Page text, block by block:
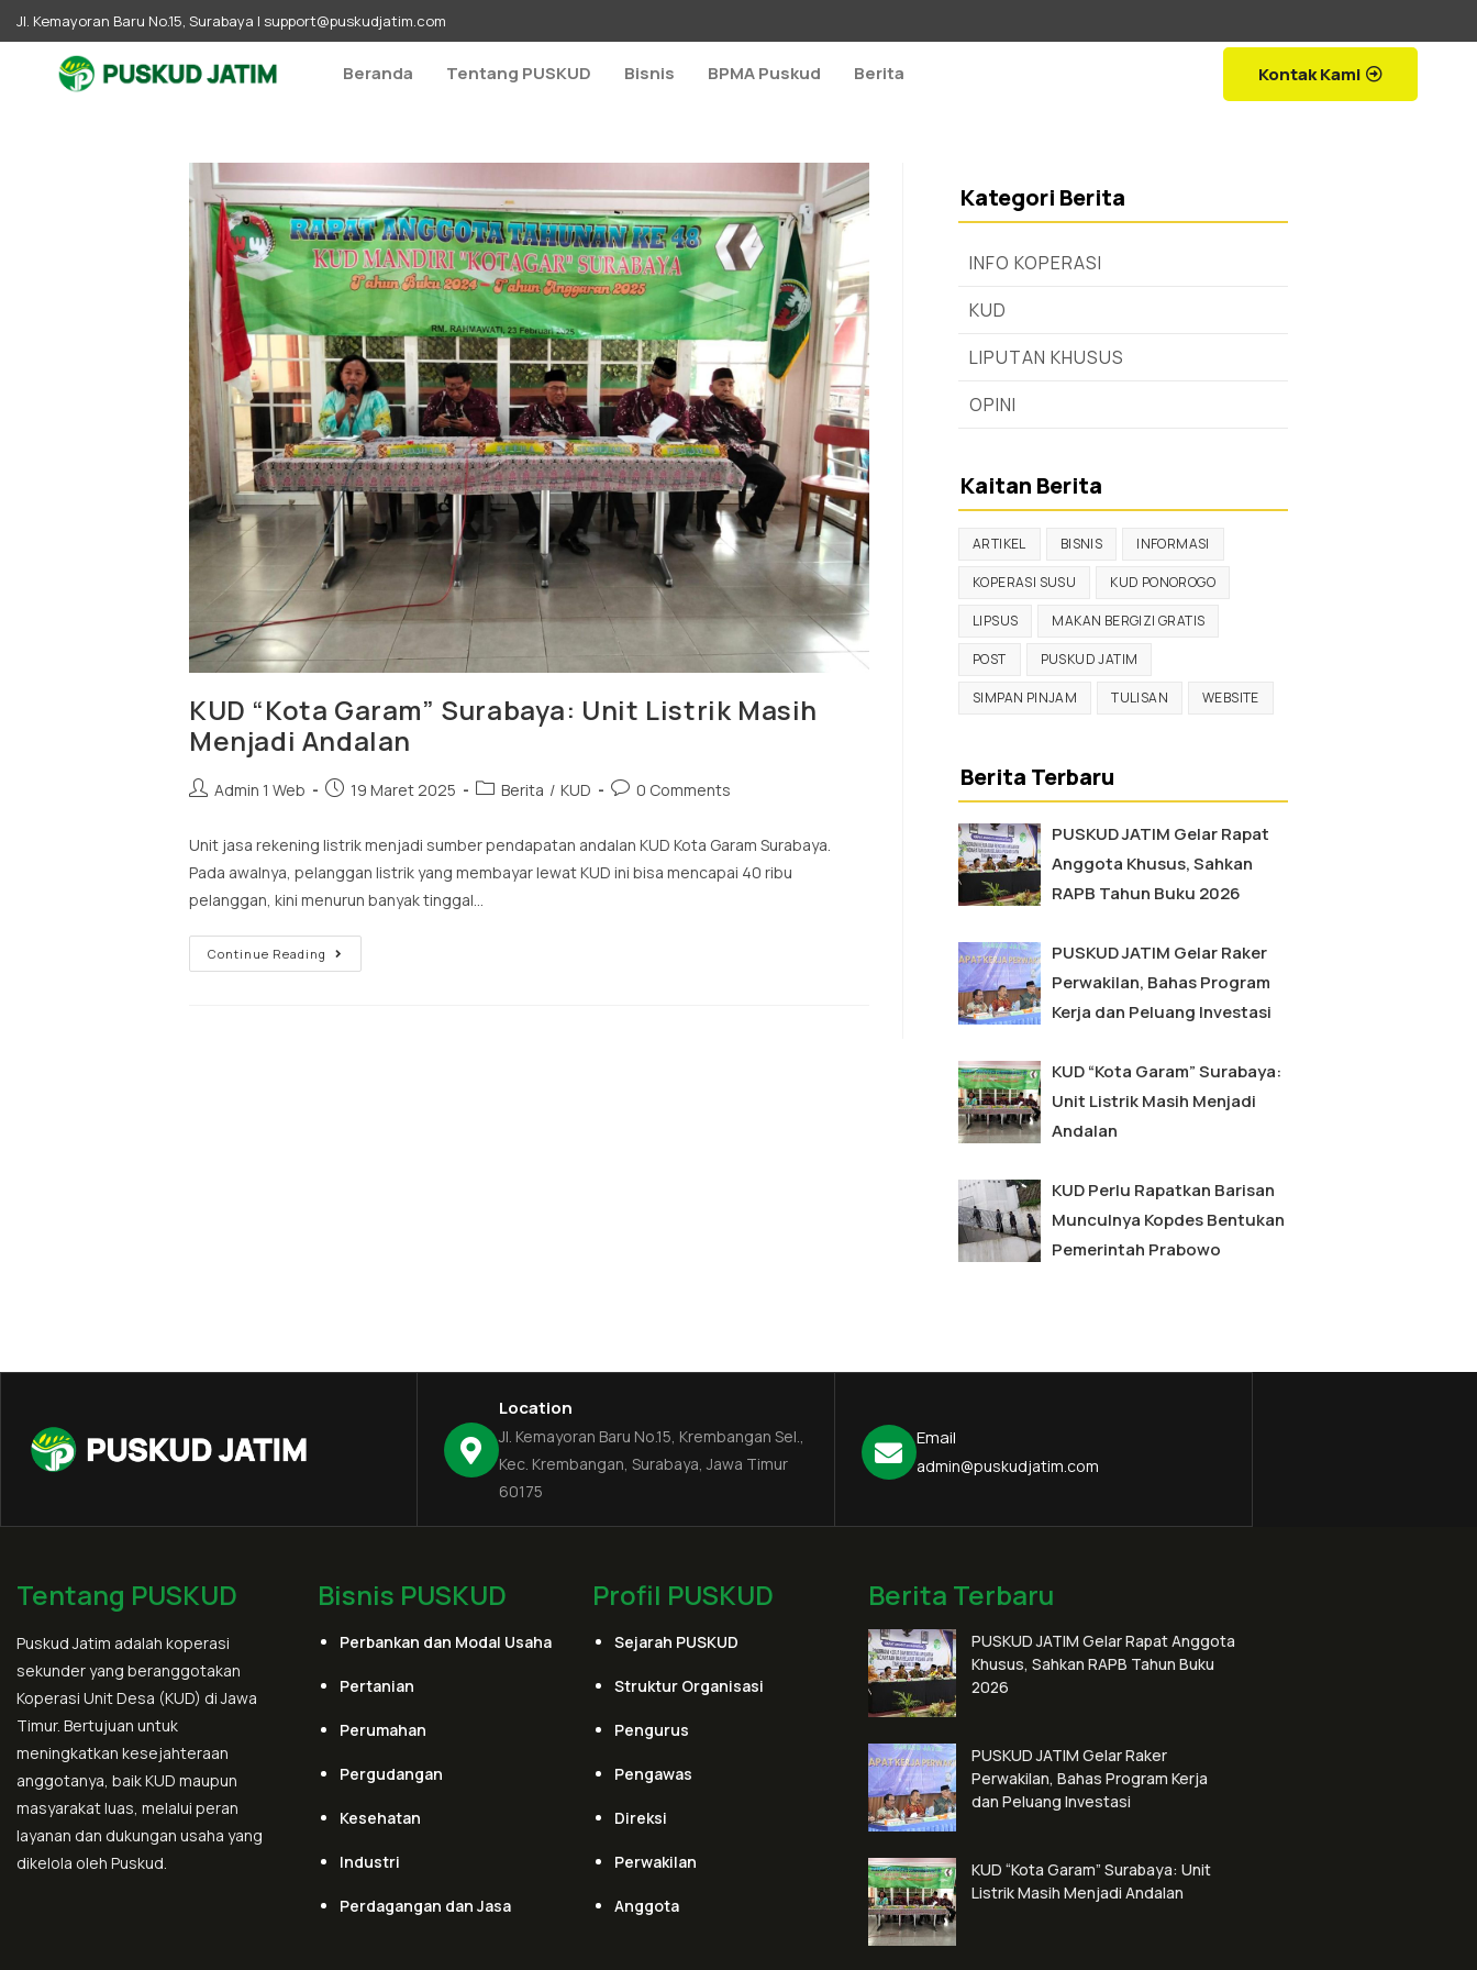
Jl. Kemayoran Baru No.15, Surabaya | support@puskudjatim.com
Beranda Tentang PUSKUD Bisnis BPMA Puskud Berita Kontak Kami
KUD “Kota Garam” Surabaya: Unit Listrik Masih
Menjadi Andalan
Admin 1 Web 19 Maret 2025 Berita / KUD 0 Comments
Unit jasa rekening listrik menjadi sumber pendapatan andalan KUD Kota Garam Surabaya.
Pada awalnya, pelanggan listrik yang membayar lewat KUD ini bisa mencapai 40 ribu
pelanggan, kini menurun banyak tinggal…
Continue Reading
Kategori Berita
INFO KOPERASI
KUD
LIPUTAN KHUSUS
OPINI
Kaitan Berita
ARTIKEL BISNIS INFORMASI
KOPERASI SUSU KUD PONOROGO
LIPSUS MAKAN BERGIZI GRATIS
POST PUSKUD JATIM
SIMPAN PINJAM TULISAN WEBSITE
Berita Terbaru
PUSKUD JATIM Gelar Rapat
Anggota Khusus, Sahkan
RAPB Tahun Buku 2026
PUSKUD JATIM Gelar Raker
Perwakilan, Bahas Program
Kerja dan Peluang Investasi
KUD “Kota Garam” Surabaya:
Unit Listrik Masih Menjadi
Andalan
KUD Perlu Rapatkan Barisan
Munculnya Kopdes Bentukan
Pemerintah Prabowo
Location
Jl. Kemayoran Baru No.15, Krembangan Sel.,
Kec. Krembangan, Surabaya, Jawa Timur
60175
Email
admin@puskudjatim.com
Tentang PUSKUD
Puskud Jatim adalah koperasi
sekunder yang beranggotakan
Koperasi Unit Desa (KUD) di Jawa
Timur. Bertujuan untuk
meningkatkan kesejahteraan
anggotanya, baik KUD maupun
masyarakat luas, melalui peran
layanan dan dukungan usaha yang
dikelola oleh Puskud.
Bisnis PUSKUD
Perbankan dan Modal Usaha
Pertanian
Perumahan
Pergudangan
Kesehatan
Industri
Perdagangan dan Jasa
Profil PUSKUD
Sejarah PUSKUD
Struktur Organisasi
Pengurus
Pengawas
Direksi
Perwakilan
Anggota
Berita Terbaru
PUSKUD JATIM Gelar Rapat Anggota
Khusus, Sahkan RAPB Tahun Buku
2026
PUSKUD JATIM Gelar Raker
Perwakilan, Bahas Program Kerja
dan Peluang Investasi
KUD “Kota Garam” Surabaya: Unit
Listrik Masih Menjadi Andalan